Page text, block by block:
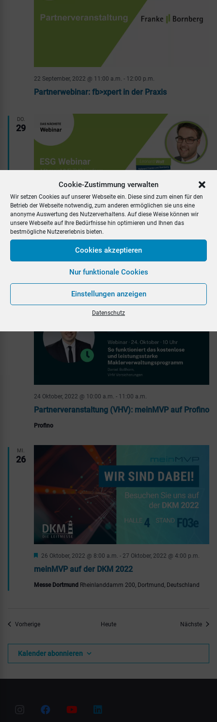
Cookie-Zustimmung verwalten
Wir setzen Cookies auf unserer Webseite ein. Diese sind zum einen für den
Betrieb der Webseite notwendig, zum anderen ermöglichen sie uns eine
anonyme Auswertung des Nutzerverhaltens. Auf diese Weise können wir
unsere Webseite auf Ihre Bedürfnisse hin optimieren und Ihnen das
bestmögliche Nutzererlebnis bieten.
Cookies akzeptieren
Nur funktionale Cookies
Einstellungen anzeigen
Datenschutz
Partnerwebinar: fb>xpert in der Praxis
22 September, 2022 @ 11:00 a.m. - 12:00 p.m.
DO.
29
F&B Teil 3: Mit meinMVP TVO-konform Online
abschließen
Hervorgehoben
29 September, 2022 @ 11:00 a.m.-12:00 p.m.
24
Partnerveranstaltung (VHV): meinMVP auf Profino
24 Oktober, 2022 @ 10:00 a.m. - 11:00 a.m.
Profino
MI.
26
meinMVP auf der DKM 2022
Hervorgehoben
26 Oktober, 2022 @ 8:00 a.m. - 27 Oktober, 2022 @ 4:00 p.m.
Messe Dortmund Rheinlanddamm 200, Dortmund, Deutschland
VorherigeVeranstaltungen Heute Nächste
Kalender abonnieren